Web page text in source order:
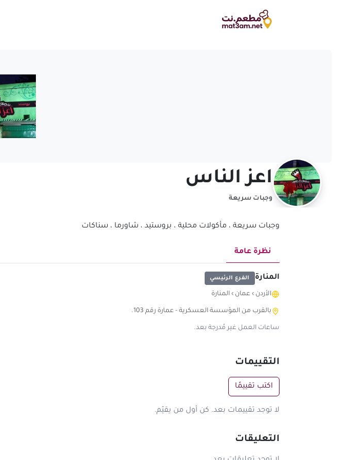
اعز الناس
وجبات سريعة
وجبات سريعة ، مأكولات محلية ، بروستيد ، شاورما ، سناكات
نظرة عامة
المنارة الفرع الرئيسي
الأردن › عمان › المنارة
بالقرب من المؤسسة العسكرية - عمارة رقم 103.
ساعات العمل غير مُدرجة بعد.
التقييمات
اكتب تقييمًا
لا توجد تقييمات بعد. كن أول من يقيّم.
التعليقات